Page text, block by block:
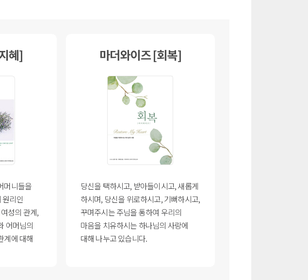
혜]
머니들을
리인
성의 관계,
어머님의
계에 대해
마더와이즈 [회복]
당신을 택하시고, 받아들이시고, 새롭게
하시며, 당신을 위로하시고, 기뻐하시고,
꾸며주시는 주님을 통하여 우리의
마음을 치유하시는 하나님의 사랑에
대해 나누고 있습니다.